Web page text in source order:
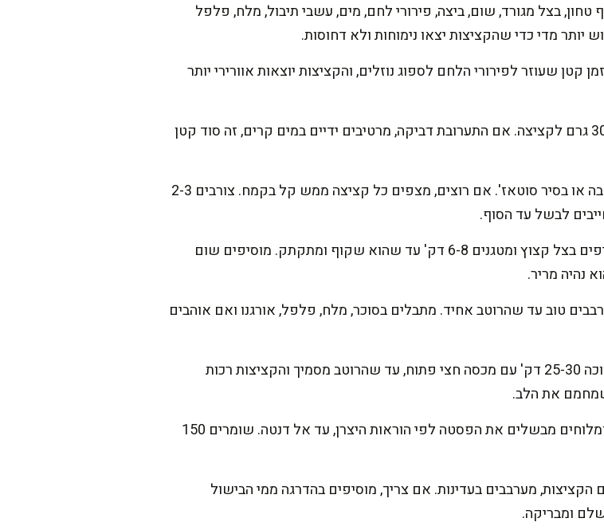
בצל מגורד, שום, ביצה, פירורי לחם, מים, עשבי תיבול, מלח, פלפל
מדי כדי שהקציצות יצאו נימוחות ולא דחוסות.
אם אפשר. זה זמן קטן שעוזר לפירורי הלחם לספוג נוזלים, והקציצות יוצאות אוורירי יותר
מגלגלים קציצות בגודל כדור פינג פונג, בערך 30-35 גרם לקציצה. אם התערובת דביקה, מרטיבים ידיים במים קרים, זה סוד קטן
צורבים בעדינות: מחממים 30 מ"ל שמן במחבת רחבה או בסיר סוטאז'. אם רוצים, מצפים כל קציצה ממש קל בקמח. צורבים 2-3
לבשל עד הסוף.
מכינים רוטב בסיר: מחממים 30 מ"ל שמן זית, מוסיפים בצל קצוץ ומטגנים 6-8 דק' עד שהוא שקוף ומתקתק. מוסיפים שום
נהיה מריר.
טוב עד שהרוטב אחיד. מתבלים בסוכר, מלח, פלפל, אורגנו ואם אוהבים
מחזירים את הקציצות לרוטב. מבשלים על אש נמוכה 25-30 דק' עם מכסה חצי פתוח, עד שהרוטב מסמיך והקציצות רכות
את הלב.
מבשלים את הפסטה: בסיר גדול עם מים רותחים ומלוחים מבשלים את הפסטה לפי הוראות היצרן, עד אל דנטה. שומרים 150
מערבבים בעדינות. אם צריך, מוסיפים בהדרגה ממי הבישול
ומבריקה.